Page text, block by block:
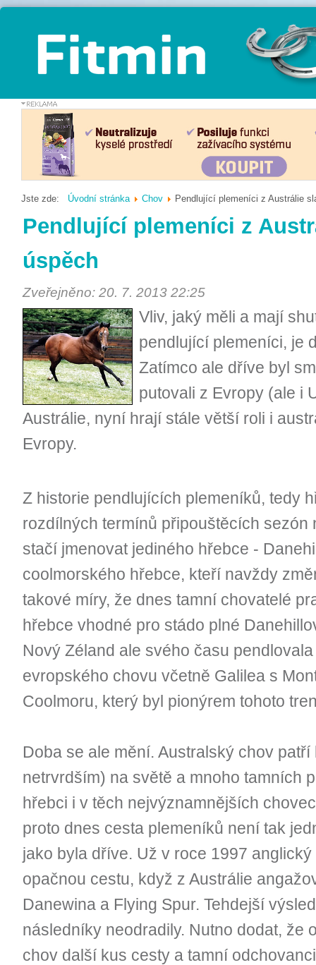
Jste zde: Úvodní stránka Chov Pendlující plemeníci z Austrálie
Pendlující plemeníci z
úspěch
Zveřejněno: 20. 7. 2013 22:25
Vliv, jaký měli a mají
pendlující plemeníci, je
Zatímco ale dříve byl
putovali z Evropy (ale i
Austrálie, nyní hrají stále větší roli i
Evropy.
Z historie pendlujících plemeníků, tedy
rozdílných termínů připouštěcích sezón
stačí jmenovat jediného hřebce -
coolmorského hřebce, kteří navždy
takové míry, že dnes tamní chovatelé
hřebce vhodné pro stádo plné
Nový Zéland ale svého času
evropského chovu včetně Galilea s
Coolmoru, který byl pionýrem tohoto
Doba se ale mění. Australský chov
netrvrdším) na světě a mnoho tamních
hřebci i v těch nejvýznamnějších
proto dnes cesta plemeníků není tak
jako byla dříve. Už v roce 1997
opačnou cestu, když z Austrálie
Danewina a Flying Spur. Tehdejší
následníky neodradily. Nutno dodat, že
chov další kus cesty a tamní